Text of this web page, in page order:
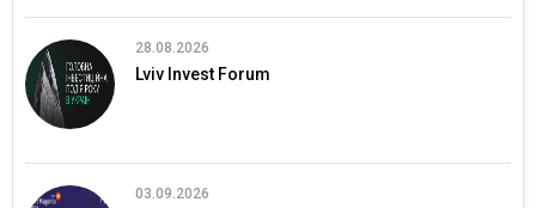
28.08.2026
Lviv Invest Forum
03.09.2026